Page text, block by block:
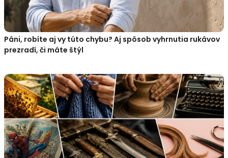
Páni, robíte aj vy túto chybu? Aj spôsob vyhrnutia rukávov
prezradí, či máte štýl